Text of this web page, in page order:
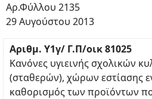
Αρ.Φύλλου 2135
29 Αυγούστου 2013
Αριθμ. Υ1γ/ Γ.Π/οικ 81025
Κανόνες υγιεινής σχολικών
(σταθερών), χώρων εστίασης
καθορισμός των προϊόντων